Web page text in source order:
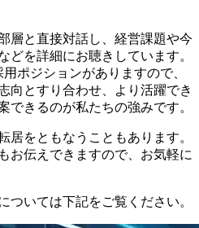
層と直接対話し、経営課題や今
どを詳細にお聴きしています。
ポジションがありますので、
向とすり合わせ、より活躍でき
できるのが私たちの強みです。
居をともなうこともあります。
お伝えできますので、お気軽に
ついては下記をご覧ください。